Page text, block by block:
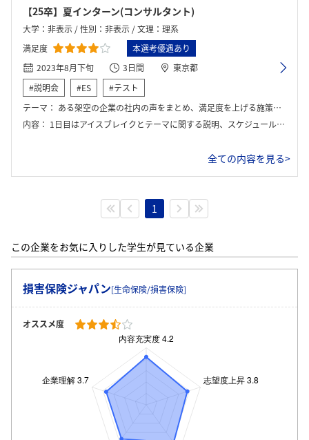
【25卒】夏インターン(コンサルタント)
大学：非表示 / 性別：非表示 / 文理：理系
満足度
本選考優遇あり
2023年8月下旬
3日間
東京都
#説明会
#ES
#テスト
テーマ： ある架空の企業の社内の声をまとめ、満足度を上げる施策を考える
内容： 1日目はアイスブレイクとテーマに関する説明、スケジュールの説明が行われた。2、3日目で発表内容を練り、3日目の後半に役員の方へ発表、フィードバックもいただいた。
全ての内容を見る>
1
この企業をお気に入りした学生が見ている企業
損害保険ジャパン[生命保険/損害保険]
オススメ度